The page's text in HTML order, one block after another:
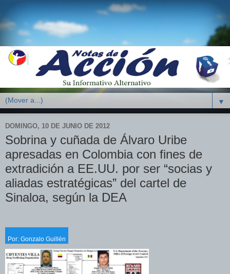
▼
DOMINGO, 10 DE JUNIO DE 2012
Sobrina y cuñada de Álvaro Uribe
apresadas en Colombia con fines de
extradición a EE.UU. por ser “socias y
aliadas estratégicas” del cartel de
Sinaloa, según la DEA
Por: Gonzalo Guillén